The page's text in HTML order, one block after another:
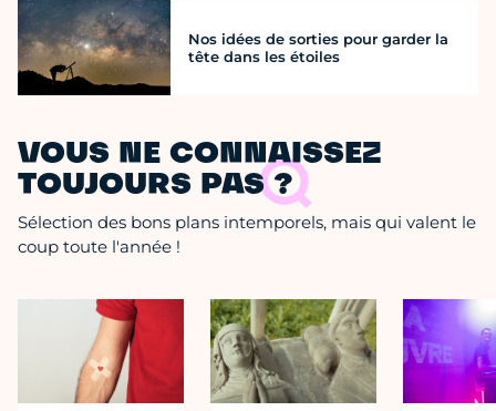
Nos idées de sorties pour garder la
tête dans les étoiles
VOUS NE CONNAISSEZ
TOUJOURS PAS ?
Sélection des bons plans intemporels, mais qui valent le
coup toute l'année !